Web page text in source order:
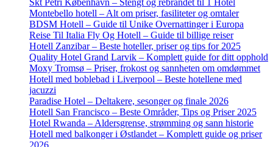
Montebello hotell – Alt om priser, fasiliteter og omtaler
BDSM Hotell – Guide til Unike Overnattinger i Europa
Reise Til Italia Fly Og Hotell – Guide til billige reiser
Hotell Zanzibar – Beste hoteller, priser og tips for 2025
Quality Hotel Grand Larvik – Komplett guide for ditt opphold
Moxy Tromsø – Priser, frokost og sannheten om omdømmet
Hotell med boblebad i Liverpool – Beste hotellene med
jacuzzi
Paradise Hotel – Deltakere, sesonger og finale 2026
Hotell San Francisco – Beste Områder, Tips og Priser 2025
Hotel Rwanda – Aldersgrense, strømming og sann historie
Hotell med balkonger i Østlandet – Komplett guide og priser
2026